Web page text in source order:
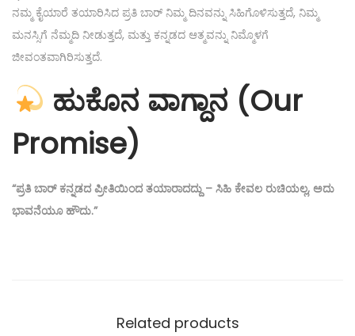
ನಮ್ಮ ಕೈಯಾರೆ ತಯಾರಿಸಿದ ಪ್ರತಿ ಬಾರ್ ನಿಮ್ಮ ದಿನವನ್ನು ಸಿಹಿಗೊಳಿಸುತ್ತದೆ, ನಿಮ್ಮ
ಮನಸ್ಸಿಗೆ ನೆಮ್ಮದಿ ನೀಡುತ್ತದೆ, ಮತ್ತು ಕನ್ನಡದ ಆತ್ಮವನ್ನು ನಿಮ್ಮೊಳಗೆ
ಜೀವಂತವಾಗಿರಿಸುತ್ತದೆ.
ಹುಕೊನ ವಾಗ್ದಾನ (Our
Promise)
“ಪ್ರತಿ ಬಾರ್ ಕನ್ನಡದ ಪ್ರೀತಿಯಿಂದ ತಯಾರಾದದ್ದು – ಸಿಹಿ ಕೇವಲ ರುಚಿಯಲ್ಲ, ಅದು
ಭಾವನೆಯೂ ಹೌದು.”
Related products